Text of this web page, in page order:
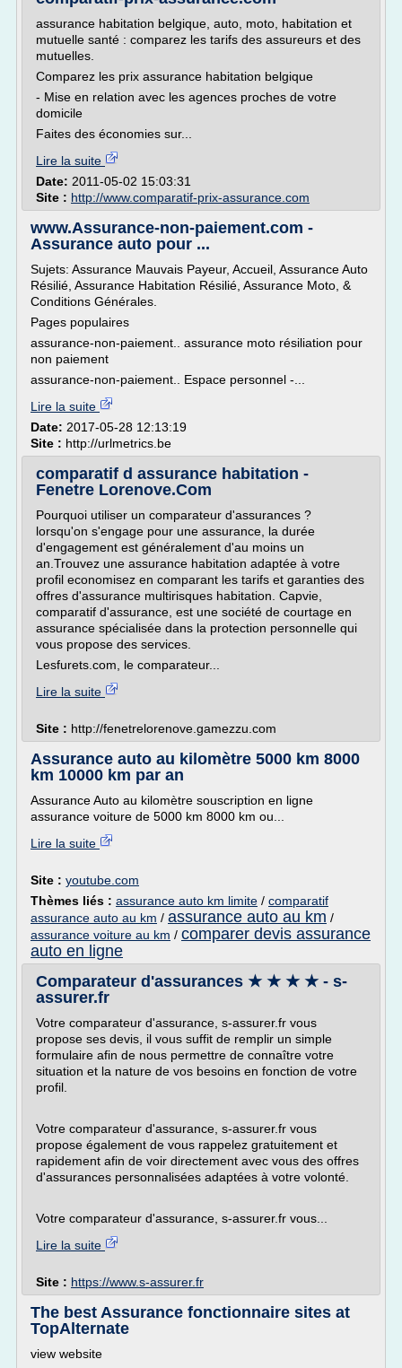
assurance habitation belgique, auto, moto, habitation et
mutuelle santé : comparez les tarifs des assureurs et des
mutuelles.
Comparez les prix assurance habitation belgique
- Mise en relation avec les agences proches de votre
domicile
Faites des économies sur...
Lire la suite
Date: 2011-05-02 15:03:31
Site : http://www.comparatif-prix-assurance.com
www.Assurance-non-paiement.com -
Assurance auto pour ...
Sujets: Assurance Mauvais Payeur, Accueil, Assurance Auto
Résilié, Assurance Habitation Résilié, Assurance Moto, &
Conditions Générales.
Pages populaires
assurance-non-paiement.. assurance moto résiliation pour
non paiement
assurance-non-paiement.. Espace personnel -...
Lire la suite
Date: 2017-05-28 12:13:19
Site : http://urlmetrics.be
comparatif d assurance habitation -
Fenetre Lorenove.Com
Pourquoi utiliser un comparateur d'assurances ?
lorsqu'on s'engage pour une assurance, la durée
d'engagement est généralement d'au moins un
an.Trouvez une assurance habitation adaptée à votre
profil economisez en comparant les tarifs et garanties des
offres d'assurance multirisques habitation. Capvie,
comparatif d'assurance, est une société de courtage en
assurance spécialisée dans la protection personnelle qui
vous propose des services.
Lesfurets.com, le comparateur...
Lire la suite
Site : http://fenetrelorenove.gamezzu.com
Assurance auto au kilomètre 5000 km 8000
km 10000 km par an
Assurance Auto au kilomètre souscription en ligne
assurance voiture de 5000 km 8000 km ou...
Lire la suite
Site : youtube.com
Thèmes liés : assurance auto km limite / comparatif
assurance auto au km / assurance auto au km /
assurance voiture au km / comparer devis assurance
auto en ligne
Comparateur d'assurances ★ ★ ★ ★ - s-
assurer.fr
Votre comparateur d'assurance, s-assurer.fr vous
propose ses devis, il vous suffit de remplir un simple
formulaire afin de nous permettre de connaître votre
situation et la nature de vos besoins en fonction de votre
profil.
Votre comparateur d'assurance, s-assurer.fr vous
propose également de vous rappelez gratuitement et
rapidement afin de voir directement avec vous des offres
d'assurances personnalisées adaptées à votre volonté.
Votre comparateur d'assurance, s-assurer.fr vous...
Lire la suite
Site : https://www.s-assurer.fr
The best Assurance fonctionnaire sites at
TopAlternate
view website